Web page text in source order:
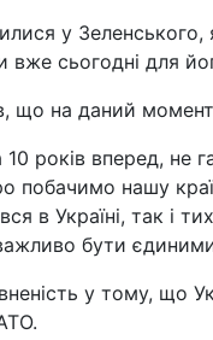
у
вже сьогодні для
що на даний
років вперед, не
побачимо нашу
в Україні, так і
бути
у тому, що